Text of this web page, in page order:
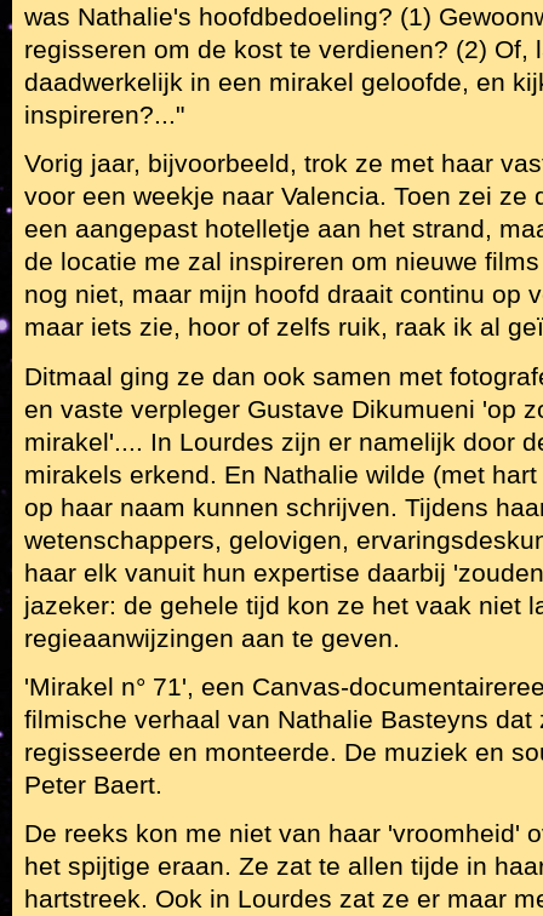
was Nathalie's hoofdbedoeling? (1)
regisseren om de kost te verdienen? (2) Of,
daadwerkelijk in een mirakel geloofde, en
inspireren?..."
Vorig jaar, bijvoorbeeld, trok ze met haar
voor een weekje naar Valencia. Toen zei ze
een aangepast hotelletje aan het strand,
de locatie me zal inspireren om nieuwe
nog niet, maar mijn hoofd draait continu op
maar iets zie, hoor of zelfs ruik, raak ik al
Ditmaal ging ze dan ook samen met
en vaste verpleger Gustave Dikumueni 'op
mirakel'.... In Lourdes zijn er namelijk door
mirakels erkend. En Nathalie wilde (met
op haar naam kunnen schrijven. Tijdens
wetenschappers, gelovigen,
haar elk vanuit hun expertise daarbij
jazeker: de gehele tijd kon ze het vaak niet
regieaanwijzingen aan te geven.
'Mirakel n° 71', een Canvas-
filmische verhaal van Nathalie Basteyns dat
regisseerde en monteerde. De muziek en
Peter Baert.
De reeks kon me niet van haar 'vroomheid'
het spijtige eraan. Ze zat te allen tijde in
hartstreek. Ook in Lourdes zat ze er maar